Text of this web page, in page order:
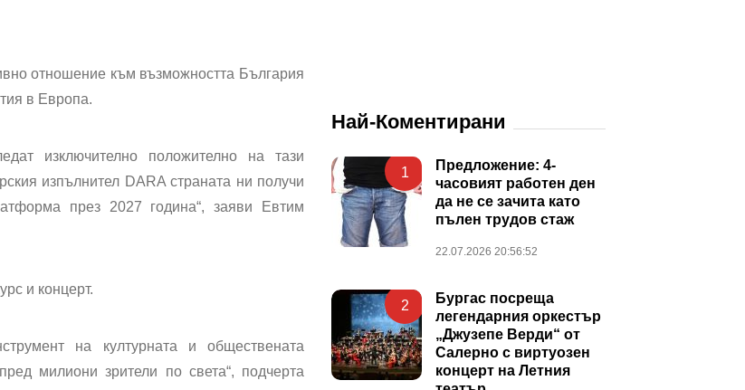
отношение към възможността България
в Европа.
изключително положително на тази
изпълнител DARA страната ни получи
през 2027 година“, заяви Евтим
и концерт.
на културната и обществената
милиони зрители по света“, подчерта
Най-Коментирани
1
Предложение: 4-
часовият работен ден
да не се зачита като
пълен трудов стаж
22.07.2026 20:56:52
2
Бургас посреща
легендарния оркестър
„Джузепе Верди“ от
Салерно с виртуозен
концерт на Летния